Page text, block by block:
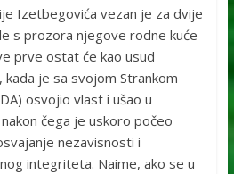
Izetbegovića vezan je za dvije
s prozora njegove rodne kuće
prve ostat će kao usud
je sa svojom Strankom
osvojio vlast i ušao u
čega je uskoro počeo
nezavisnosti i
integriteta. Naime, ako se u